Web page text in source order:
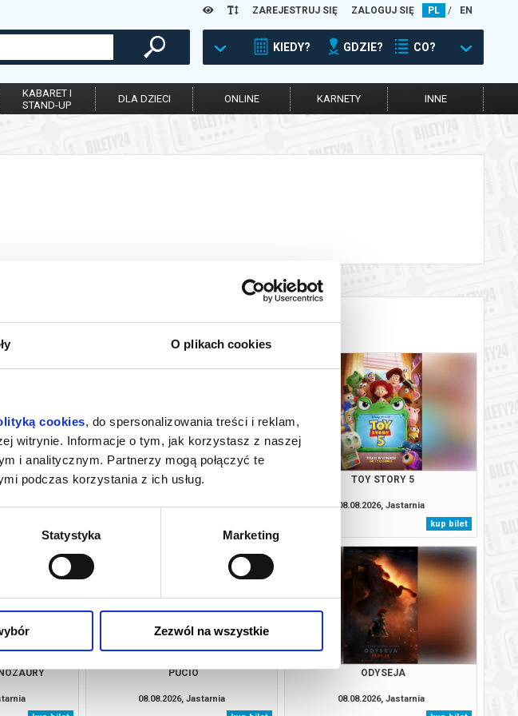
O plikach cookies
cookies, do spersonalizowania treści i reklam,
witrynie. Informacje o tym, jak korzystasz z naszej
i analitycznym. Partnerzy mogą połączyć te
podczas korzystania z ich usług.
Statystyka Marketing
Zezwól na wszystkie
ZAREJESTRUJ SIĘ ZALOGUJ SIĘ PL / EN
KIEDY? GDZIE? CO?
KABARET I
STAND-UP
DLA DZIECI ONLINE KARNETY INNE
SNY O SŁONIACH
07.08.2026, Jastarnia
TOY STORY 5
08.08.2026, Jastarnia
kup bilet
PUCIO
08.08.2026, Jastarnia
ODYSEJA
08.08.2026, Jastarnia